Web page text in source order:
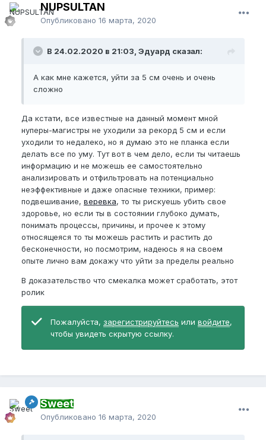
NUPSULTAN
Опубликовано 16 марта, 2020
В 24.02.2020 в 21:03, Эдуард сказал:
А как мне кажется, уйти за 5 см очень и очень
сложно
Да кстати, все известные на данный момент мной
нуперы-магистры не уходили за рекорд 5 см и если
уходили то недалеко, но я думаю это не планка если
делать все по уму. Тут вот в чем дело, если ты читаешь
информацию и не можешь ее самостоятельно
анализировать и отфильтровать на потенциально
неэффективные и даже опасные техники, пример:
подвешивание, веревка, то ты рискуешь убить свое
здоровье, но если ты в состоянии глубоко думать,
понимать процессы, причины, и прочее к этому
относящеяся то ты можешь растить и растить до
бесконечности, но посмотрим, надеюсь я на своем
опыте лично вам докажу что уйти за пределы реально
В доказательство что смекалка может сработать, этот
ролик
Пожалуйста, зарегистрируйтесь или войдите,
чтобы увидеть скрытую ссылку.
Sweet
Опубликовано 16 марта, 2020